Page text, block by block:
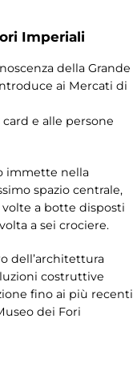
Imperiali
della Grande
ai Mercati di
e alle persone
immette nella
spazio centrale,
a botte disposti
a sei crociere.
dell’architettura
costruttive
fino ai più recenti
dei Fori